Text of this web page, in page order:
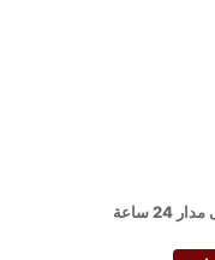
ساعة